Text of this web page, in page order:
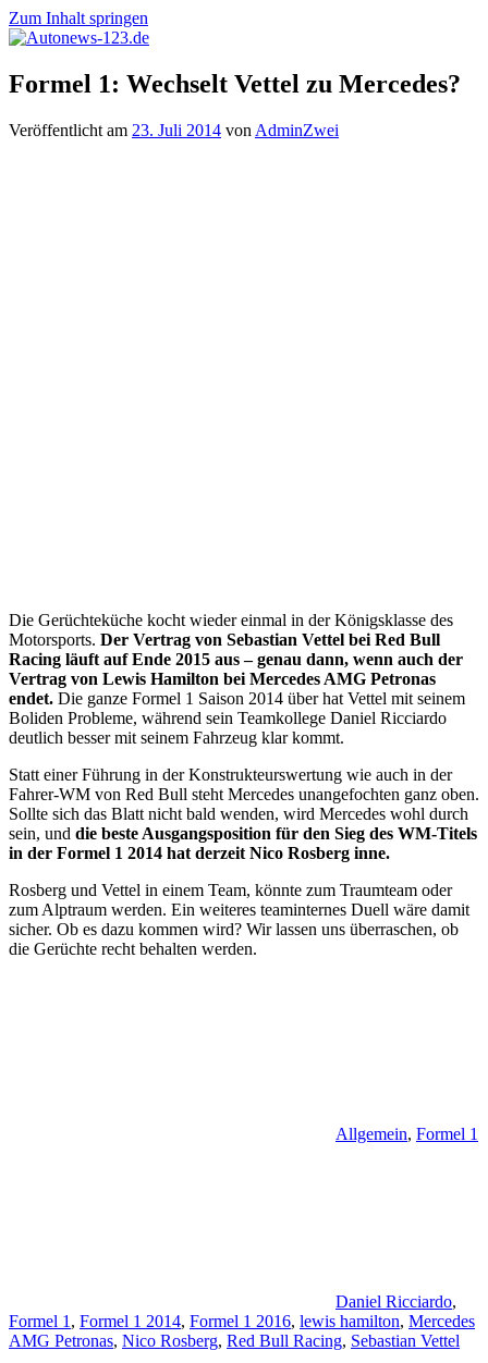
Zum Inhalt springen
Autonews-
123.de
Autonews
mit
Formel 1: Wechselt Vettel zu Mercedes?
Veröffentlicht am 23. Juli 2014 von AdminZwei
Die Gerüchteküche kocht wieder einmal in der Königsklasse des
Motorsports. Der Vertrag von Sebastian Vettel bei Red Bull
Racing läuft auf Ende 2015 aus – genau dann, wenn auch der
Vertrag von Lewis Hamilton bei Mercedes AMG Petronas
endet. Die ganze Formel 1 Saison 2014 über hat Vettel mit seinem
Boliden Probleme, während sein Teamkollege Daniel Ricciardo
deutlich besser mit seinem Fahrzeug klar kommt.
Statt einer Führung in der Konstrukteurswertung wie auch in der
Fahrer-WM von Red Bull steht Mercedes unangefochten ganz oben.
Sollte sich das Blatt nicht bald wenden, wird Mercedes wohl durch
sein, und die beste Ausgangsposition für den Sieg des WM-Titels
in der Formel 1 2014 hat derzeit Nico Rosberg inne.
Rosberg und Vettel in einem Team, könnte zum Traumteam oder
zum Alptraum werden. Ein weiteres teaminternes Duell wäre damit
sicher. Ob es dazu kommen wird? Wir lassen uns überraschen, ob
die Gerüchte recht behalten werden.
Allgemein, Formel 1
Daniel Ricciardo,
Formel 1 , Formel 1 2014, Formel 1 2016, lewis hamilton, Mercedes
AMG Petronas, Nico Rosberg, Red Bull Racing, Sebastian Vettel